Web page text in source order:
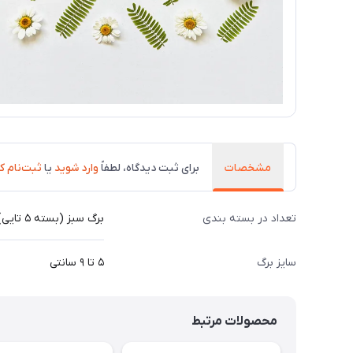
مشخصات برای ثبت دیدگاه، لطفاً وارد شوید یا ثبت‌نام
تعداد در بسته بندی برگ سبز (بسته ۵ تایی)
سایز برگ ۵ تا ۹ سانتی
محصولات مرتبط